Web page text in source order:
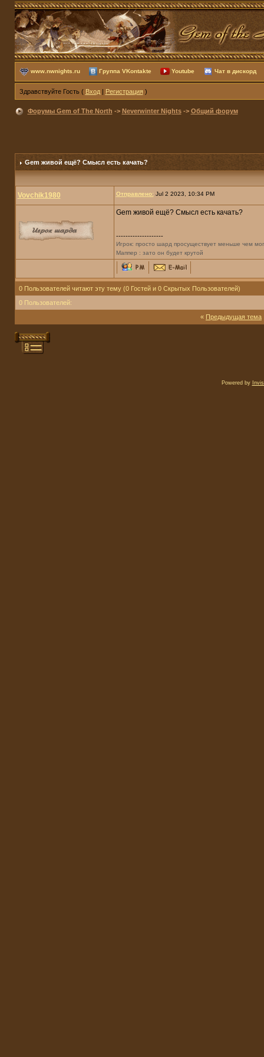
www.nwnights.ru Группа VKontakte Youtube Чат в дискорд
Здравствуйте Гость ( Вход| Регистрация)
Форумы Gem of The North -> Neverwinter Nights-> Общий форум
Gem живой ещё? Смысл есть качать?
Vovchik1980 Отправлено:Jul 2 2023, 10:34 PM
Gem живой ещё? Смысл есть качать?
--------------------
Игрок: просто шард просуществует меньше чем
Маппер : зато он будет крутой
0 Пользователей читают эту тему (0 Гостей и 0 Скрытых Пользователей)
0 Пользователей:
« Предыдущая тема
Powered by